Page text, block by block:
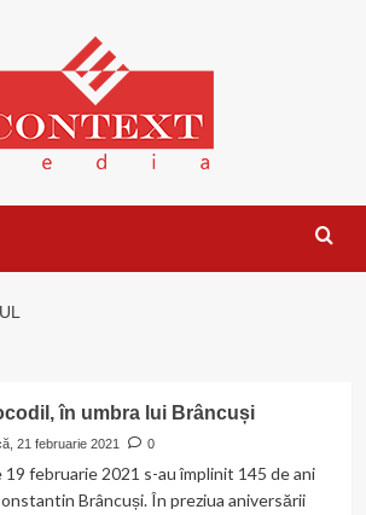
în umbra lui Brâncuși
21 februarie 2021 0
19 februarie 2021 s-au împlinit 145 de ani
Brâncuși. În preziua aniversării